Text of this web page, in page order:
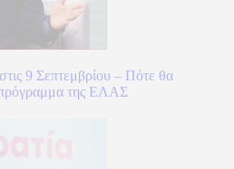
9 Σεπτεμβρίου – Πότε θα
πρόγραμμα της ΕΛΑΣ